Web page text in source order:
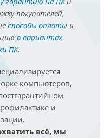
покупателей,
способы оплатыи
о вариантах
ПК.
компьютеров,
и
всё, мы